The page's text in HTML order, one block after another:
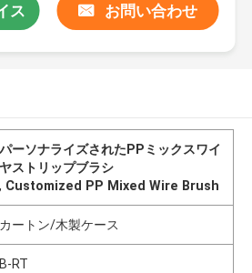
ス お問い合わせ
パーソナライズされたPPミックスワイ
ヤストリップブラシ
, Customized PP Mixed Wire Brush
カートン/木製ケース
B-RT